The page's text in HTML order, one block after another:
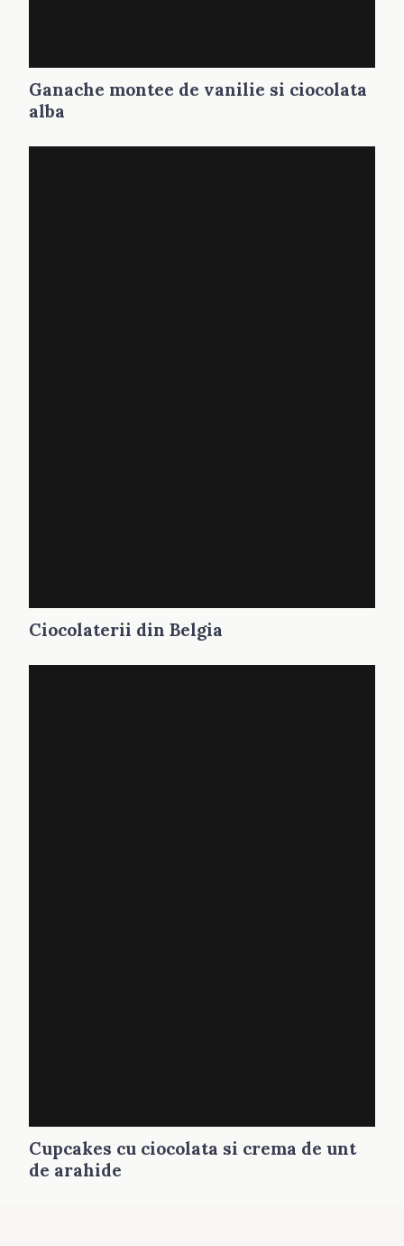
Ganache montee de vanilie si ciocolata
alba
Ciocolaterii din Belgia
Cupcakes cu ciocolata si crema de unt
de arahide